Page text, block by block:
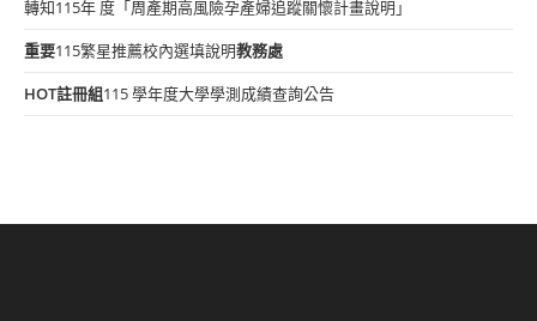
轉知115年 度「周產期高風險孕產婦追蹤關懷計畫說明」
重要115繁星推薦校內選填說明教務處
HOT註冊組115 學年度大學學測成績查詢公告